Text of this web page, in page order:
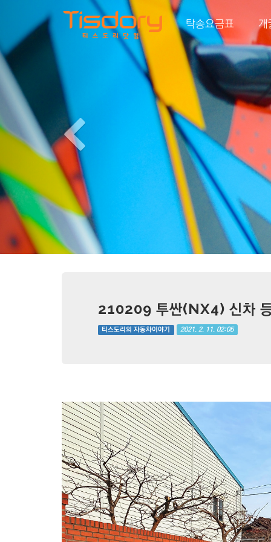
탁송요금표 개
Previous
210209 투싼(NX4) 신차
티스도리의 자동차이야기 2021. 2. 11. 02:05